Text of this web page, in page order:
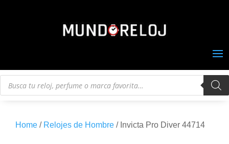
Búsqueda
Home / Relojes de Hombre / Invicta Pro Diver 44714